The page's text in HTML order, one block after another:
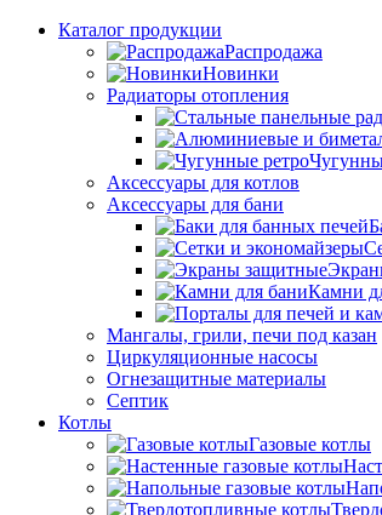
Каталог продукции
Распродажа
Новинки
Радиаторы отопления
Аксессуары для котлов
Аксессуары для бани
Камни
Мангалы, грили, печи под казан
Циркуляционные насосы
Огнезащитные материалы
Септик
Котлы
Газовые котлы